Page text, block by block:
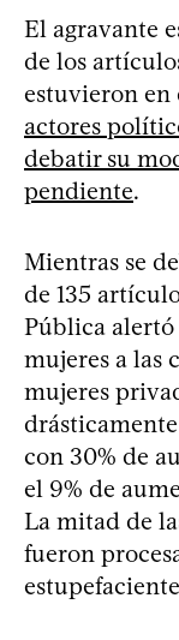
El agravante
de los
estuvieron en
actores
debatir su
pendiente.
Mientras se
de 135
Pública alertó
mujeres a las
mujeres
con 30% de
el 9% de
La mitad de
fueron